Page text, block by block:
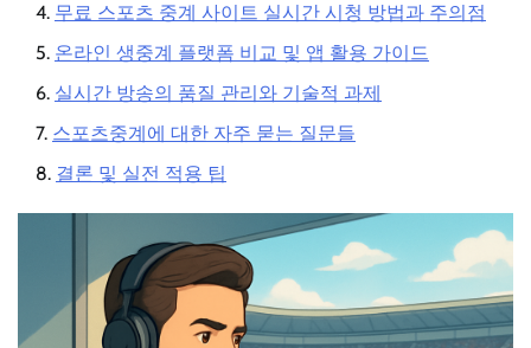
무료 스포츠 중계 사이트 실시간 시청 방법과 주의점
온라인 생중계 플랫폼 비교 및 앱 활용 가이드
실시간 방송의 품질 관리와 기술적 과제
스포츠중계에 대한 자주 묻는 질문들
결론 및 실전 적용 팁